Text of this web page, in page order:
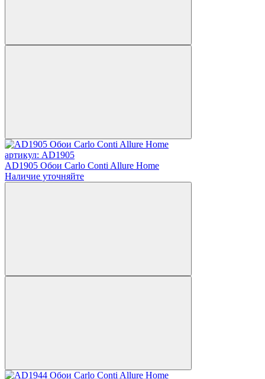
артикул: AD1905
AD1905 Обои Carlo Conti Allure Home
Наличие уточняйте